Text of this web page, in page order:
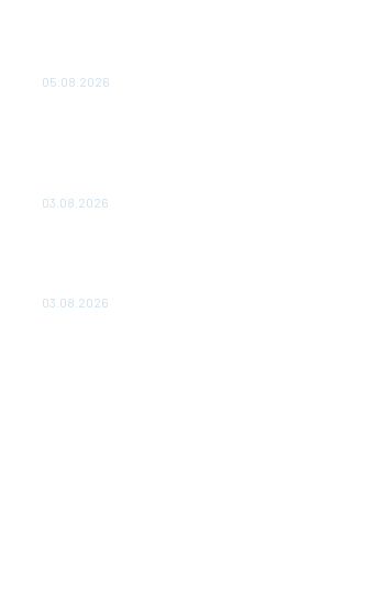
05.08.2026
03.08.2026
03.08.2026